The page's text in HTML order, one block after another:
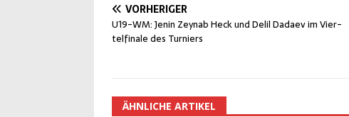
VORHERIGER
U19-WM: Jenin Zey­n­ab Heck und Delil Dadaev im Vier­
tel­fi­na­le des Turniers
ÄHNLICHE ARTIKEL